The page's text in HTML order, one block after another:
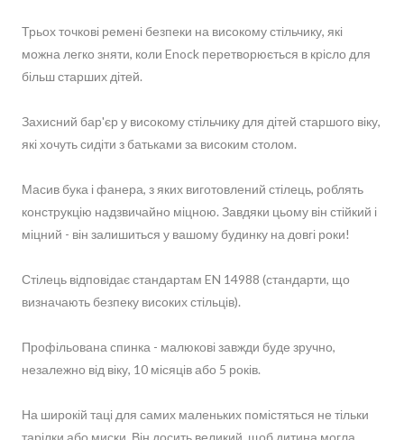
Трьох точкові ремені безпеки на високому стільчику, які
можна легко зняти, коли Enock перетворюється в крісло для
більш старших дітей.
Захисний бар'єр у високому стільчику для дітей старшого віку,
які хочуть сидіти з батьками за високим столом.
Масив бука і фанера, з яких виготовлений стілець, роблять
конструкцію надзвичайно міцною. Завдяки цьому він стійкий і
міцний - він залишиться у вашому будинку на довгі роки!
Стілець відповідає стандартам EN 14988 (стандарти, що
визначають безпеку високих стільців).
Профільована спинка - малюкові завжди буде зручно,
незалежно від віку, 10 місяців або 5 років.
На широкій таці для самих маленьких помістяться не тільки